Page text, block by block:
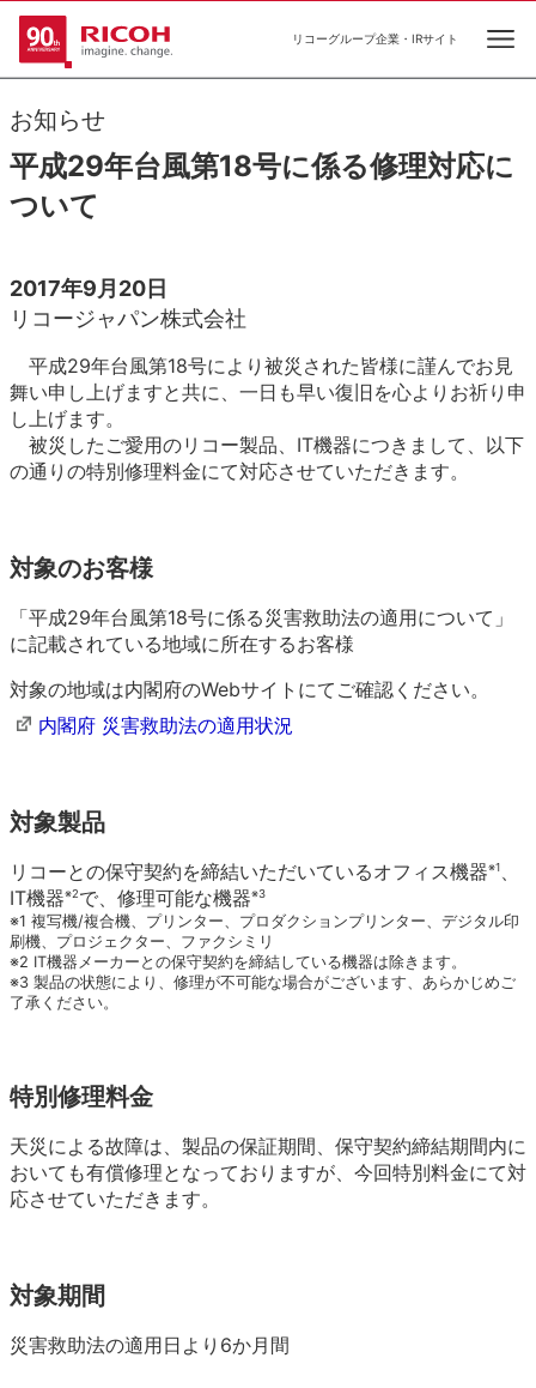
リコーグループ企業・IRサイト
お知らせ
平成29年台風第18号に係る修理対応に
ついて
2017年9月20日
リコージャパン株式会社
平成29年台風第18号により被災された皆様に謹んでお見
舞い申し上げますと共に、一日も早い復旧を心よりお祈り申
し上げます。
被災したご愛用のリコー製品、IT機器につきまして、以下
の通りの特別修理料金にて対応させていただきます。
対象のお客様
「平成29年台風第18号に係る災害救助法の適用について」
に記載されている地域に所在するお客様
対象の地域は内閣府のWebサイトにてご確認ください。
内閣府 災害救助法の適用状況
対象製品
リコーとの保守契約を締結いただいているオフィス機器※1、
IT機器※2で、修理可能な機器※3
※1 複写機/複合機、プリンター、プロダクションプリンター、デジタル印
刷機、プロジェクター、ファクシミリ
※2 IT機器メーカーとの保守契約を締結している機器は除きます。
※3 製品の状態により、修理が不可能な場合がございます、あらかじめご
了承ください。
特別修理料金
天災による故障は、製品の保証期間、保守契約締結期間内に
おいても有償修理となっておりますが、今回特別料金にて対
応させていただきます。
対象期間
災害救助法の適用日より6か月間